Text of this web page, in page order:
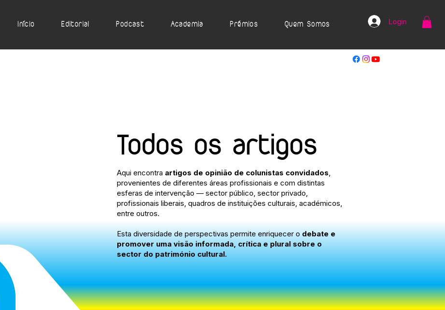
Início Editorial Podcast Academia Prémios Quem Somos Login
Todos os artigos
Aqui encontra artigos de opinião de colunistas convidados,
provenientes de diferentes áreas profissionais e com distintas
esferas de intervenção — sector público, sector privado,
profissionais liberais, quadros de instituições culturais, académicos,
entre outros.
Esta diversidade de perspectivas permite enriquecer odebate e
promover uma visão informada, crítica e plural sobre o
sector do património cultural.